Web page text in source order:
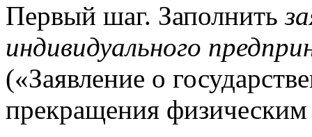
Первый шаг. Заполнить
индивидуального
(«Заявление о
прекращения физическим